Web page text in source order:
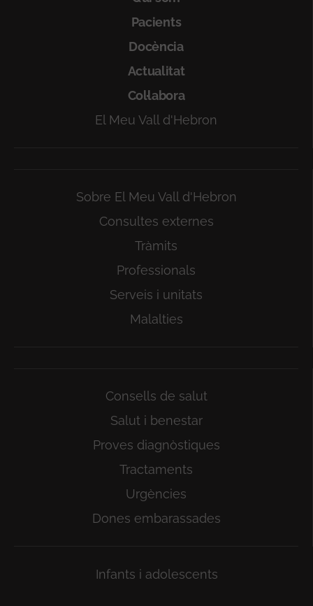
Pacients
Docència
Actualitat
Col·labora
El Meu Vall d'Hebron
Sobre El Meu Vall d'Hebron
Consultes externes
Tràmits
Professionals
Serveis i unitats
Malalties
Consells de salut
Salut i benestar
Proves diagnòstiques
Tractaments
Urgències
Dones embarassades
Infants i adolescents